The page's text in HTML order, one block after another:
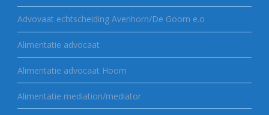
Advovaat echtscheiding Avenhorn/De Goorn e.o
Alimentatie advocaat
Alimentatie advocaat Hoorn
Alimentatie mediation/mediator